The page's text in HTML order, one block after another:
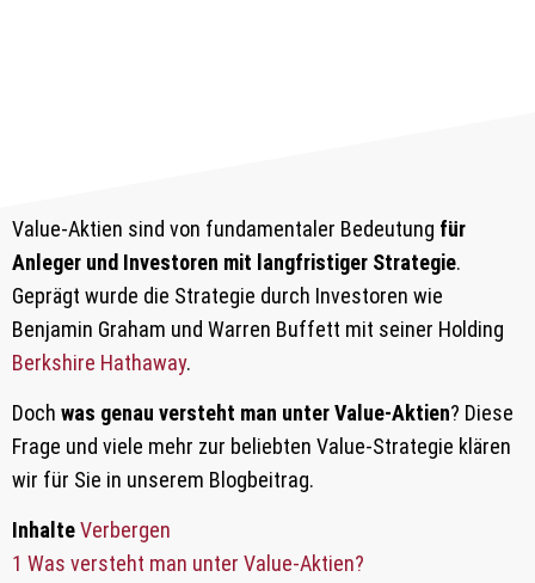
Value-Aktien sind von fundamentaler Bedeutung für
Anleger und Investoren mit langfristiger Strategie.
Geprägt wurde die Strategie durch Investoren wie
Benjamin Graham und Warren Buffett mit seiner Holding
Berkshire Hathaway.
Doch was genau versteht man unter Value-Aktien? Diese
Frage und viele mehr zur beliebten Value-Strategie klären
wir für Sie in unserem Blogbeitrag.
InhalteVerbergen
1 Was versteht man unter Value-Aktien?